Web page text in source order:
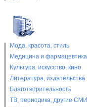
Мода, красота, стиль
Медицина и фармацевтика
Культура, искусство, кино
Литература, издательства
Благотворительность
ТВ, периодика, другие СМИ